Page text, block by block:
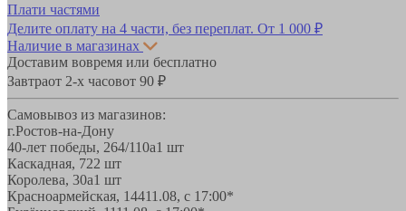
Плати частями
Делите оплату на 4 части, без переплат. От 1 000 ₽
Наличие в магазинах
Доставим вовремя или бесплатно
Завтраот 2-х часовот 90 ₽
Самовывоз из магазинов:
г.Ростов-на-Дону
40-лет победы, 264/110а1 шт
Каскадная, 722 шт
Королева, 30а1 шт
Красноармейская, 14411.08, с 17:00*